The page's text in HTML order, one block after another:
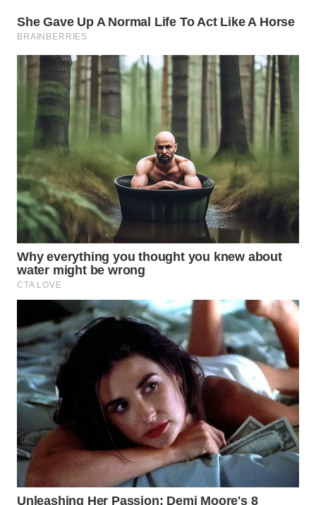
TAPANULI
SELATAN
TANJUNG
LESUNG
WN
KARO
WN
SIMALUNGUN
WN
LABUHANBATU
WN
TAPANULI
TENGAH
WN DELI
SERDANG
WN
TEBING
TINGGI
PAKPAK